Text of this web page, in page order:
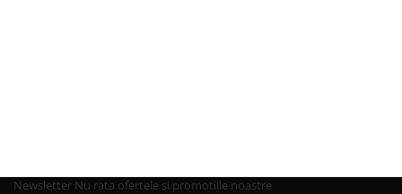
Newsletter Nu rata ofertele si promotiile noastre